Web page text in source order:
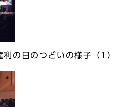
利の日のつどいの様子（1）